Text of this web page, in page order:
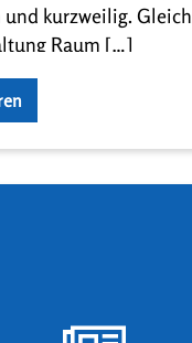
kurzweilig.
Raum […]